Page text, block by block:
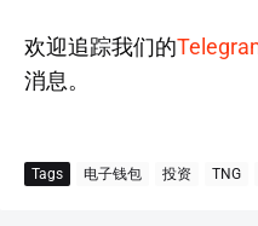
欢迎追踪我们的
消息。
Tags 电子钱包 投资 TNG